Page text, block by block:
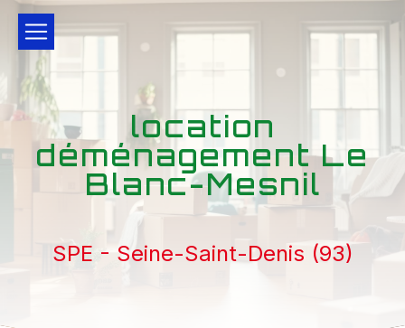
location
déménagement Le
Blanc-Mesnil
SPE - Seine-Saint-Denis (93)
Panneau de gestion des cookies